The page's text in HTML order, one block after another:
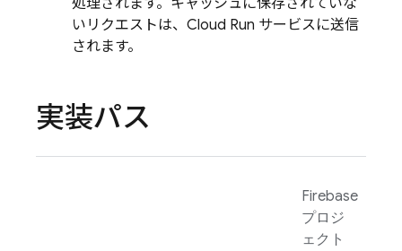
処理されます。キャッシュに保存されていな
いリクエストは、 Cloud Run サービスに送信
されます。
実装パス
Firebase
プロジ
ェクト